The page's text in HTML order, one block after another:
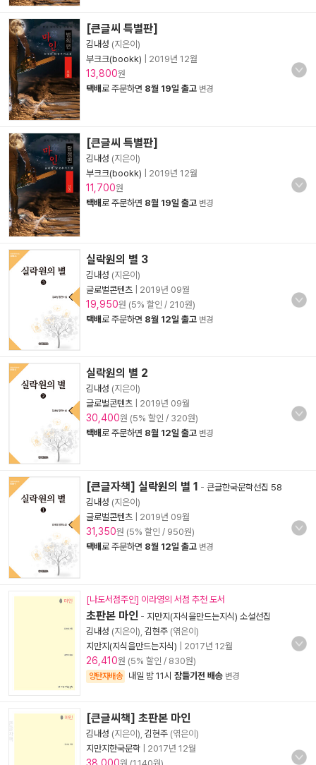
[큰글씨 특별판]
김내성 (지은이)
부크크(bookk)
2019년 12월
13,800원
택배로 주문하면 8월 19일 출고 변경
[큰글씨 특별판]
김내성 (지은이)
부크크(bookk)
2019년 12월
11,700원
택배로 주문하면 8월 19일 출고 변경
실락원의 별 3
김내성 (지은이)
글로벌콘텐츠
2019년 09월
19,950원 (5% 할인 / 210원)
택배로 주문하면 8월 12일 출고 변경
실락원의 별 2
김내성 (지은이)
글로벌콘텐츠
2019년 09월
30,400원 (5% 할인 / 320원)
택배로 주문하면 8월 12일 출고 변경
[큰글자책] 실락원의 별 1 - 큰글한국문학선집 58
김내성 (지은이)
글로벌콘텐츠
2019년 09월
31,350원 (5% 할인 / 950원)
택배로 주문하면 8월 12일 출고 변경
[나도서점주인] 이라영의 서점 추천 도서
초판본 마인 - 지만지(지식을만드는지식) 소설선집
김내성 (지은이), 김현주 (엮은이)
지만지(지식을만드는지식)
2017년 12월
26,410원 (5% 할인 / 830원)
양탄자배송 내일 밤 11시 잠들기전 배송 변경
[큰글씨책] 초판본 마인
김내성 (지은이), 김현주 (엮은이)
지만지한국문학
2017년 12월